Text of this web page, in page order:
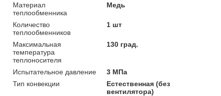
Материал
теплообменника
Медь
Количество
теплообменников
1 шт
Максимальная
температура
теплоносителя
130 град.
Испытательное давление
3 МПа
Тип конвекции
Естественная (без
вентилятора)